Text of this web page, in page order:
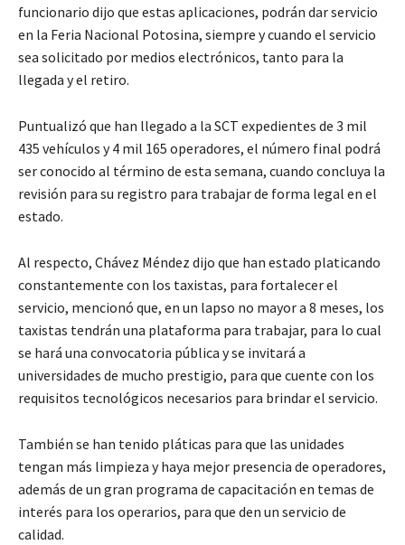
funcionario dijo que estas aplicaciones, podrán dar servicio
en la Feria Nacional Potosina, siempre y cuando el servicio
sea solicitado por medios electrónicos, tanto para la
llegada y el retiro.
Puntualizó que han llegado a la SCT expedientes de 3 mil
435 vehículos y 4 mil 165 operadores, el número final podrá
ser conocido al término de esta semana, cuando concluya la
revisión para su registro para trabajar de forma legal en el
estado.
Al respecto, Chávez Méndez dijo que han estado platicando
constantemente con los taxistas, para fortalecer el
servicio, mencionó que, en un lapso no mayor a 8 meses, los
taxistas tendrán una plataforma para trabajar, para lo cual
se hará una convocatoria pública y se invitará a
universidades de mucho prestigio, para que cuente con los
requisitos tecnológicos necesarios para brindar el servicio.
También se han tenido pláticas para que las unidades
tengan más limpieza y haya mejor presencia de operadores,
además de un gran programa de capacitación en temas de
interés para los operarios, para que den un servicio de
calidad.